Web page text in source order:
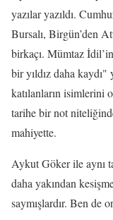
yazılar yazıldı.
Bursalı, Birgün’den
birkaçı. Mümtaz
bir yıldız daha kaydı"
katılanların isimlerini
tarihe bir not
mahiyette.
Aykut Göker ile aynı
daha yakından
saymışlardır. Ben de